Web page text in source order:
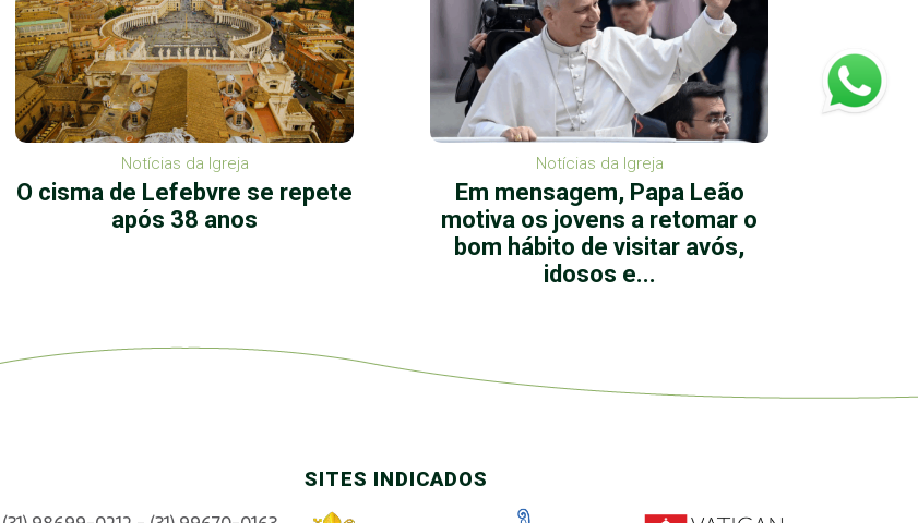
Notícias da Igreja
O cisma de Lefebvre se repete
após 38 anos
Notícias da Igreja
Em mensagem, Papa Leão
motiva os jovens a retomar o
bom hábito de visitar avós,
idosos e...
SITES INDICADOS